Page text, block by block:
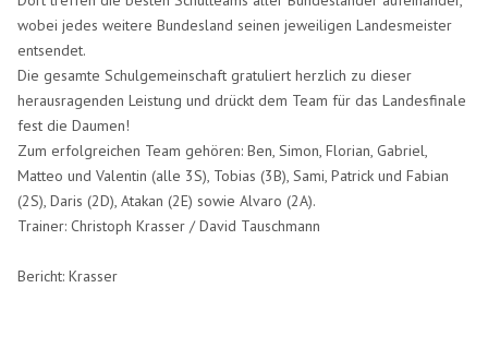
wobei jedes weitere Bundesland seinen jeweiligen Landesmeister
entsendet.
Die gesamte Schulgemeinschaft gratuliert herzlich zu dieser
herausragenden Leistung und drückt dem Team für das Landesfinale
fest die Daumen!
Zum erfolgreichen Team gehören: Ben, Simon, Florian, Gabriel,
Matteo und Valentin (alle 3S), Tobias (3B), Sami, Patrick und Fabian
(2S), Daris (2D), Atakan (2E) sowie Alvaro (2A).
Trainer: Christoph Krasser / David Tauschmann
Bericht: Krasser